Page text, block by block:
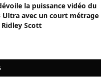
la puissance vidéo du
Ultra avec un court métrage
Scott